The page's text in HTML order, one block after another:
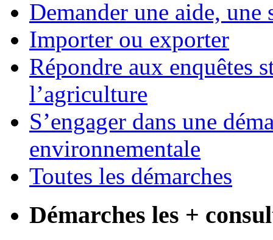
Demander une aide, une
Importer ou exporter
Répondre aux enquêtes
l’agriculture
S’engager dans une
environnementale
Toutes les démarches
Démarches les +